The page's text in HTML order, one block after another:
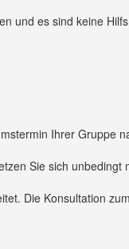
und es sind keine
Ihrer Gruppe
Sie sich unbedingt
Die Konsultation